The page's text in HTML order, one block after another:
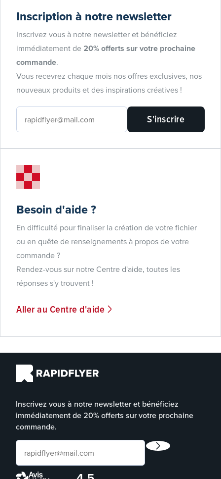
Inscription à notre newsletter
Inscrivez vous à notre newsletter et bénéficiez
immédiatement de 20% offerts sur votre prochaine
commande
Vous recevrez chaque mois nos offres exclusives, nos
nouveaux produits et des inspirations créatives !
S'inscrire
Besoin d'aide ?
En difficulté pour finaliser la création de votre fichier
ou en quête de renseignements à propos de votre
commande ?
Rendez-vous sur notre Centre d'aide, toutes les
réponses s'y trouvent !
Aller au Centre d'aide
Inscrivez vous à notre newsletter et bénéficiez
immédiatement de 20% offerts sur votre prochaine
commande.